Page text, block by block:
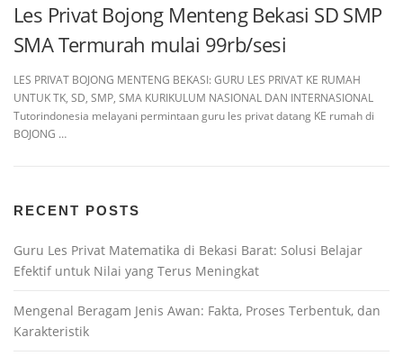
Les Privat Bojong Menteng Bekasi SD SMP
SMA Termurah mulai 99rb/sesi
LES PRIVAT BOJONG MENTENG BEKASI: GURU LES PRIVAT KE RUMAH
UNTUK TK, SD, SMP, SMA KURIKULUM NASIONAL DAN INTERNASIONAL
Tutorindonesia melayani permintaan guru les privat datang KE rumah di
BOJONG …
RECENT POSTS
Guru Les Privat Matematika di Bekasi Barat: Solusi Belajar
Efektif untuk Nilai yang Terus Meningkat
Mengenal Beragam Jenis Awan: Fakta, Proses Terbentuk, dan
Karakteristik